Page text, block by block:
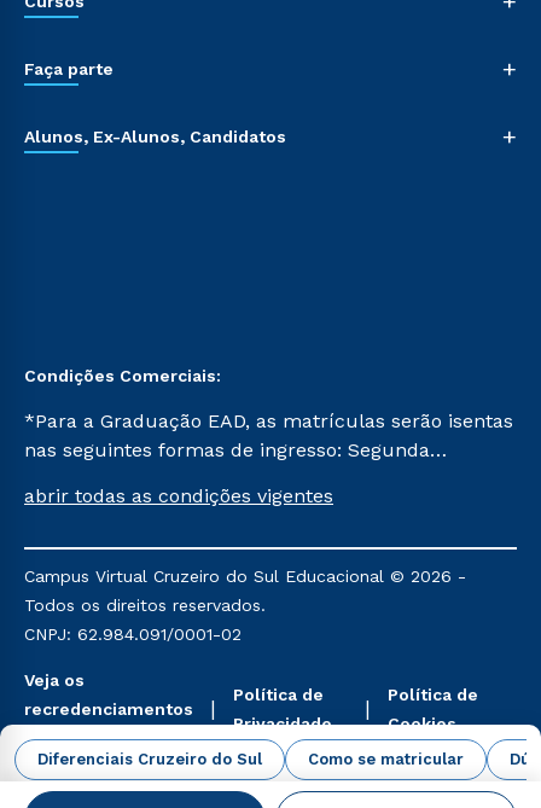
Diferenciais Cruzeiro do Sul Como se matricular
Faça parte +
Alunos, Ex-Alunos, Candidatos +
Condições Comerciais:
*Para a Graduação EAD, as matrículas serão isentas
nas seguintes formas de ingresso: Segunda
Já para as demais, a taxa de matrícula será de R$
mencionadas são referentes aos cursos: Ensino
Religioso, Geografia para a Docência e Metodologia
do Ensino de História: Questões Atuais.
abrir todas as condições vigentes
Campus Virtual Cruzeiro do Sul Educacional © 2026 -
Todos os direitos reservados.
CNPJ: 62.984.091/0001-02
Veja os
recredenciamentos
aqui
Política de
Privacidade
Política de
Cookies